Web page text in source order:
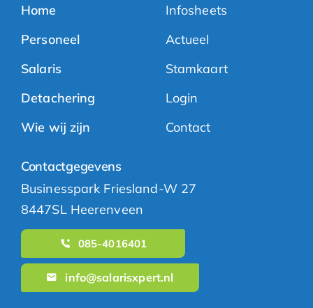
Home
Personeel
Salaris
Detachering
Wie wij zijn
Infosheets
Actueel
Stamkaart
Login
Contact
Contactgegevens
Businesspark Friesland-W 27
8447SL Heerenveen
085-4016401
info@salarisxpert.nl